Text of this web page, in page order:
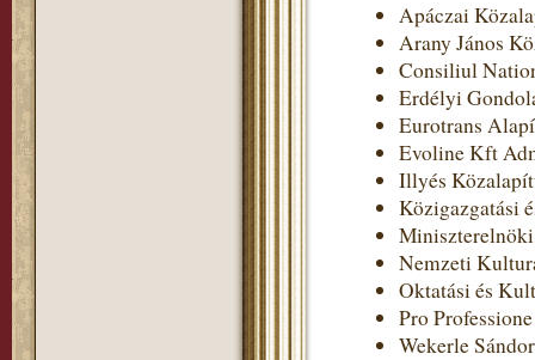
Apáczai
Arany János
Consiliul
Erdélyi
Eurotrans
Evoline Kft
Illyés
Közigazgatási
Nemzeti
Oktatási és
Pro
Wekerle